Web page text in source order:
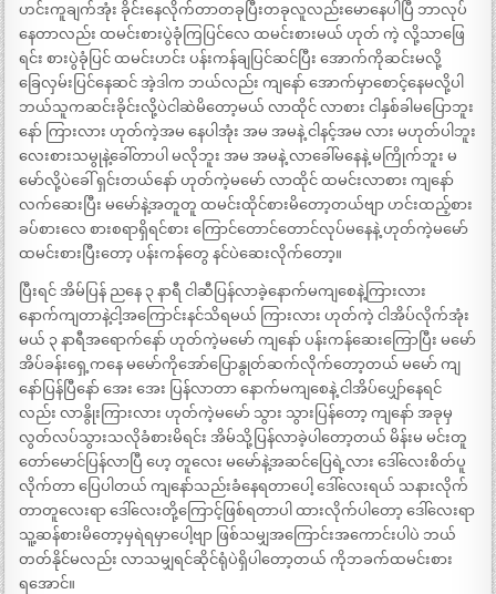
ဟင်းကူချက်အုံး ခိုင်းနေလိုက်တာတခုပြီးတခုလူလည်းမောနေပါပြီ ဘာလုပ်
နေတာလည်း ထမင်းစားပွဲခုံကြပြင်လေ ထမင်းစားမယ် ဟုတ် ကဲ့ လို့သာဖြေ
ရင်း စားပွဲခုံပြင် ထမင်းဟင်း ပန်းကန်ချပြင်ဆင်ပြီး အောက်ကိုဆင်းမလို့
ခြေလှမ်းပြင်နေဆင် အဲ့ဒါက ဘယ်လည်း ကျနော် အောက်မှာစောင့်နေမလို့ပါ
ဘယ်သူကဆင်းခိုင်းလို့ပဲငါဆဲမိတော့မယ် လာထိုင် လာစား ငါနှစ်ခါမပြောဘူး
နော် ကြားလား ဟုတ်ကဲ့အမ နေပါအုံး အမ အမနဲ့ ငါနင့်အမ လား မဟုတ်ပါဘူး
လေးစားသမွုနဲ့ခေါ်တာပါ မလိုဘူး အမ အမနဲ့ လာခေါ်မနေနဲ့ မကြိုက်ဘူး မ
မော်လို့ပဲခေါ် ရှင်းတယ်နော် ဟုတ်ကဲ့မမော် လာထိုင် ထမင်းလာစား ကျနော်
လက်ဆေးပြီး မမော်နဲ့အတူတူ ထမင်းထိုင်စားမိတော့တယ်ဗျာ ဟင်းထည့်စား
ခပ်စားလေ စားစရာရှိရင်စား ကြောင်တောင်တောင်လုပ်မနေနဲ့ ဟုတ်ကဲ့မမော်
ထမင်းစားပြီးတော့ ပန်းကန်တွေ နင်ပဲဆေးလိုက်တော့။
ပြီးရင် အိမ်ပြန် ညနေ ၃ နာရီ ငါဆီပြန်လာခဲ့နောက်မကျစေနဲ့ကြားလား
နောက်ကျတာနဲ့ငါ့အကြောင်းနင်သိရမယ် ကြားလား ဟုတ်ကဲ့ ငါအိပ်လိုက်အုံး
မယ် ၃ နာရီအရောက်နော် ဟုတ်ကဲ့မမော် ကျနော် ပန်းကန်ဆေးကြောပြီး မမော်
အိပ်ခန်းရှေ့ကနေ မမော်ကိုအော်ပြောနွုတ်ဆက်လိုက်တော့တယ် မမော် ကျ
နော်ပြန်ပြီနော် အေး အေး ပြန်လာတာ နောက်မကျစေနဲ့ ငါအိပ်ပျှော်နေရင်
လည်း လာနွိုးကြားလား ဟုတ်ကဲ့မမော် သွား သွားပြန်တော့ ကျနော် အခုမှ
လွတ်လပ်သွားသလိုခံစားမိရင်း အိမ်သို့ပြန်လာခဲ့ပါတော့တယ် မိန်းမ မင်းတူ
တော်မောင်ပြန်လာပြီ ဟေ့ တူလေး မမော်နဲ့အဆင်ပြေရဲ့လား ဒေါ်လေးစိတ်ပူ
လိုက်တာ ပြေပါတယ် ကျနော်သည်းခံနေရတာပေါ့ ဒေါ်လေးရယ် သနားလိုက်
တာတူလေးရာ ဒေါ်လေးတို့ကြောင့်ဖြစ်ရတာပါ ထားလိုက်ပါတော့ ဒေါ်လေးရာ
သူ့ဆန်စားမိတော့မှရဲရမှာပေါ့ဗျာ ဖြစ်သမျှအကြောင်းအကောင်းပါပဲ ဘယ်
တတ်နိုင်မလည်း လာသမျှရင်ဆိုင်ရုံပဲရှိပါတော့တယ် ကိုဘခက်ထမင်းစား
ရအောင်။